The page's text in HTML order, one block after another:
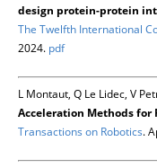
design protein-protein
The Twelfth International
2024. pdf
L Montaut, Q Le Lidec, V
Acceleration Methods for
Transactions on Robotics.